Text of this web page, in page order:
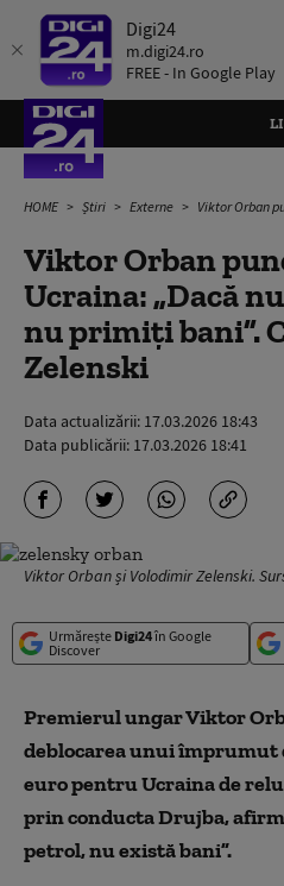
Digi24
m.digi24.ro
FREE - In Google Play
HOME Știri Externe Viktor Orban pune presiune
Viktor Orban
Ucraina: „Dacă
nu primiți bani”.
Zelenski
Data actualizării: 17.03.2026 18:43
Data publicării: 17.03.2026 18:41
Viktor Orban și Volodimir Zelenski.
Urmărește Digi24în Google
Discover
Premierul ungar Viktor
deblocarea unui împrumut
euro pentru Ucraina de
prin conducta Drujba,
petrol, nu există bani”.